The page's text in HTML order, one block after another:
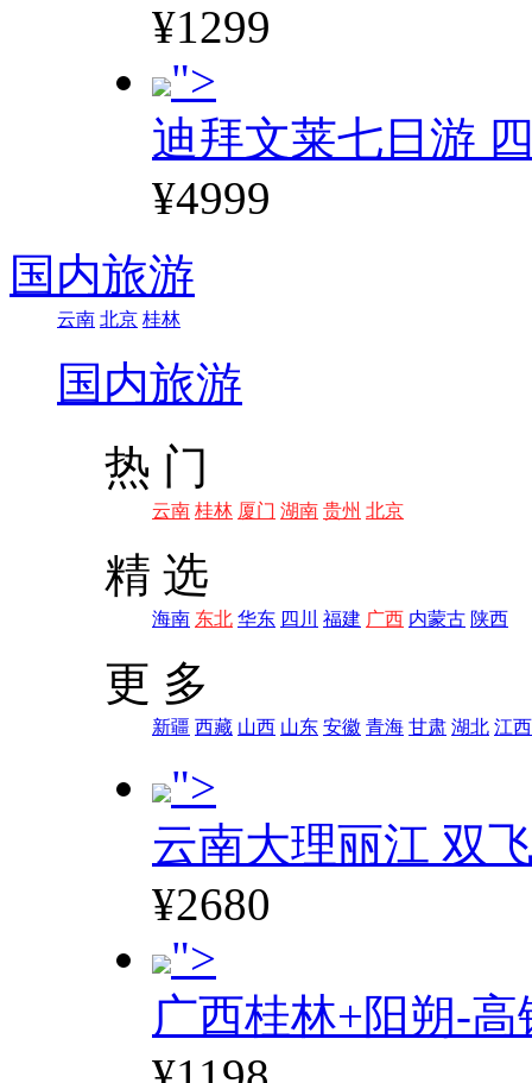
¥1299
">
迪拜文莱七日游
¥4999
国内旅游
云南 北京 桂林
国内旅游
热 门
云南 桂林 厦门 湖南 贵州 北京
精 选
海南 东北 华东 四川 福建 广西 内蒙古 陕西
更 多
新疆 西藏 山西 山东 安徽 青海 甘肃 湖北 江西
">
云南大理丽江 双
¥2680
">
广西桂林+阳朔-高